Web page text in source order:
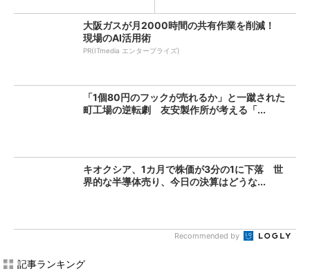
大阪ガスが月2000時間の共有作業を削減！
現場のAI活用術
PR(ITmedia エンタープライズ)
「1個80円のフックが売れるか」と一蹴された
町工場の逆転劇 友安製作所が考える「...
キオクシア、1カ月で株価が3分の1に下落 世
界的な半導体売り、今日の決算はどうな...
Recommended by
記事ランキング